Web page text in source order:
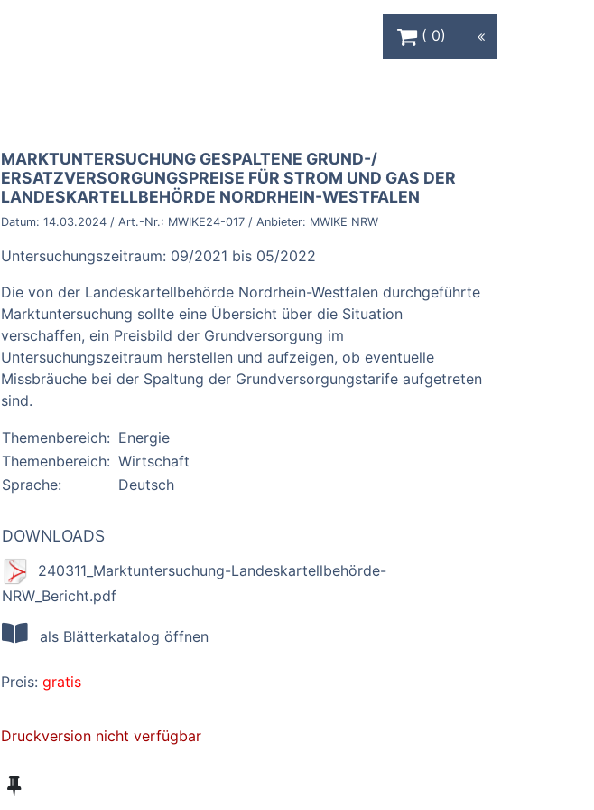
0
BROSCHÜRE:
MARKTUNTERSUCHUNG GESPALTENE GRUND-/
ERSATZVERSORGUNGSPREISE FÜR STROM UND GAS DER
LANDESKARTELLBEHÖRDE NORDRHEIN-WESTFALEN
Datum: 14.03.2024 / Art.-Nr.: MWIKE24-017 / Anbieter: MWIKE NRW
Untersuchungszeitraum: 09/2021 bis 05/2022
Die von der Landeskartellbehörde Nordrhein-Westfalen durchgeführte
Marktuntersuchung sollte eine Übersicht über die Situation
verschaffen, ein Preisbild der Grundversorgung im
Untersuchungszeitraum herstellen und aufzeigen, ob eventuelle
Missbräuche bei der Spaltung der Grundversorgungstarife aufgetreten
sind.
Themenbereich: Energie
Themenbereich: Wirtschaft
Sprache:
Deutsch
DOWNLOADS
240311_Marktuntersuchung-Landeskartellbehörde-
NRW_Bericht.pdf
als Blätterkatalog öffnen
Preis: gratis
Druckversion nicht verfügbar